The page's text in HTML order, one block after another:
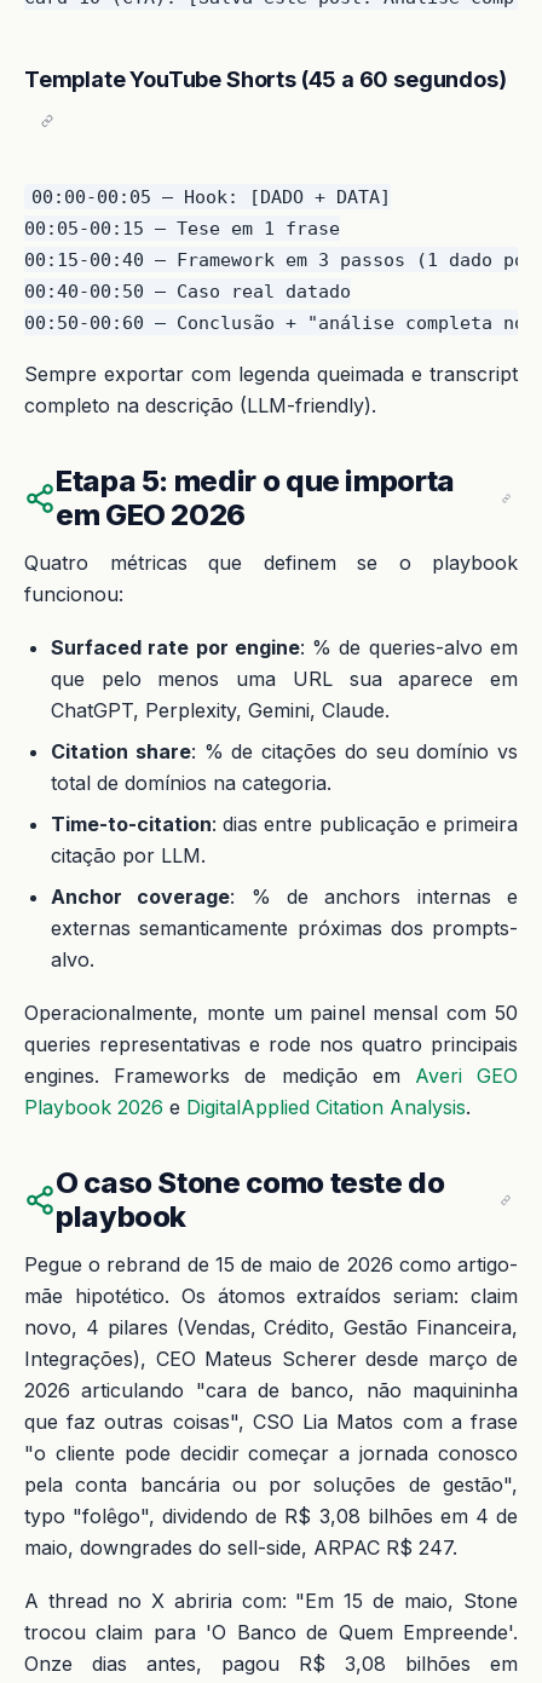
Template YouTube Shorts (45 a 60 segundos)
00:00-00:05 — Hook: [DADO + DATA]
00:05-00:15 — Tese em 1 frase
00:15-00:40 — Framework em 3 passos (1 dado
00:40-00:50 — Caso real datado
Sempre exportar com legenda queimada e transcript
completo na descrição (LLM-friendly).
Etapa 5: medir o que importa
em GEO 2026
Quatro métricas que definem se o playbook
funcionou:
Surfaced rate por engine: % de queries-alvo em
que pelo menos uma URL sua aparece em
ChatGPT, Perplexity, Gemini, Claude.
Citation share: % de citações do seu domínio vs
total de domínios na categoria.
Time-to-citation: dias entre publicação e primeira
citação por LLM.
Anchor coverage: % de anchors internas e
externas semanticamente próximas dos prompts-
alvo.
Operacionalmente, monte um painel mensal com 50
queries representativas e rode nos quatro principais
engines. Frameworks de medição em Averi GEO
Playbook 2026 e DigitalApplied Citation Analysis.
O caso Stone como teste do
playbook
Pegue o rebrand de 15 de maio de 2026 como artigo-
mãe hipotético. Os átomos extraídos seriam: claim
novo, 4 pilares (Vendas, Crédito, Gestão Financeira,
Integrações), CEO Mateus Scherer desde março de
2026 articulando "cara de banco, não maquininha
que faz outras coisas", CSO Lia Matos com a frase
"o cliente pode decidir começar a jornada conosco
pela conta bancária ou por soluções de gestão",
typo "folêgo", dividendo de R$ 3,08 bilhões em 4 de
maio, downgrades do sell-side, ARPAC R$ 247.
A thread no X abriria com: "Em 15 de maio, Stone
trocou claim para 'O Banco de Quem Empreende'.
Onze dias antes, pagou R$ 3,08 bilhões em